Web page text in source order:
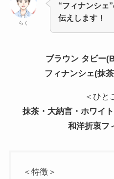
らく
“フィナンシェ
伝えします！
ブラウン タビー
フィナンシェ(抹
＜ひと
抹茶・大納言・ホワイ
和洋折衷フ
＜特徴＞